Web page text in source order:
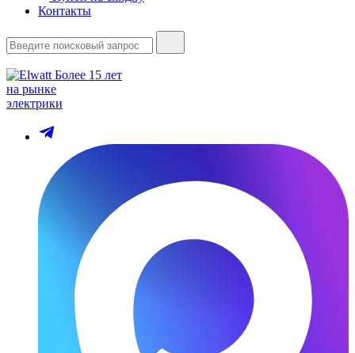
Контакты
Более 15 лет
на рынке
электрики